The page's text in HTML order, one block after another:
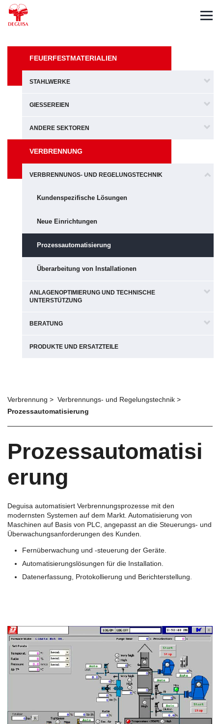
FEUERFESTMATERIALIEN
STAHLWERKE
GIESSEREIEN
ANDERE SEKTOREN
VERBRENNUNG
VERBRENNUNGS- UND REGELUNGSTECHNIK
Kundenspezifische Lösungen
Neue Einrichtungen
Prozessautomatisierung
Überarbeitung von Installationen
ANLAGENOPTIMIERUNG UND TECHNISCHE
UNTERSTÜTZUNG
BERATUNG
PRODUKTE UND ERSATZTEILE
Verbrennung
Verbrennungs- und Regelungstechnik
Prozessautomatisierung
Prozessautomatisi
erung
Deguisa automatisiert Verbrennungsprozesse mit den
modernsten Systemen auf dem Markt. Automatisierung von
Maschinen auf Basis von PLC, angepasst an die Steuerungs- und
Überwachungsanforderungen des Kunden.
Fernüberwachung und -steuerung der Geräte.
Automatisierungslösungen für die Installation.
Datenerfassung, Protokollierung und Berichterstellung.